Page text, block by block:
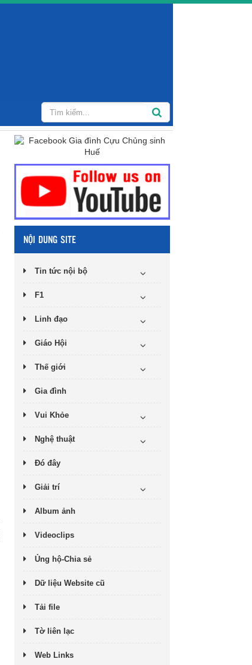
NỘI DUNG SITE
Tin tức nội bộ
F1
Linh đạo
Giáo Hội
Thế giới
Gia đình
Vui Khỏe
Nghệ thuật
Đó đây
Giải trí
Album ảnh
Videoclips
Ủng hộ-Chia sẻ
Dữ liệu Website cũ
Tải file
Tờ liên lạc
Web Links